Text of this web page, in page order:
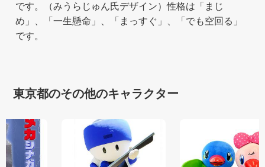
です。（みうらじゅん氏デザイン）性格は「まじ
め」、「一生懸命」、「まっすぐ」、「でも空回る」
です。
東京都のその他のキャラクター